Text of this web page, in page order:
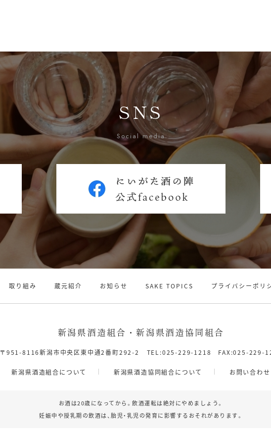
SNS
Social media
取り組み 蔵元紹介 お知らせ SAKE TOPICS プライバシーポリ
新潟県酒造組合・新潟県酒造協同組合
〒951-8116新潟市中央区東中通2番町292-2 TEL:025-229-1218 FAX:025-229-
新潟県酒造組合について 新潟県酒造協同組合について お問い合わせ
お酒は20歳になってから。飲酒運転は絶対にやめましょう。
妊娠中や授乳期の飲酒は、胎児・乳児の発育に影響するおそれがあります。